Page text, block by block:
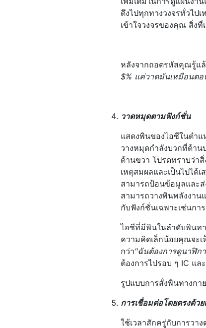
ดึงไปทุกทางวงจรทั่วไป
เข้าใจวงจรของคุณ สิ่งที่
หลังจากถอดรหัสคุณรู้แ
$% แค่วาดมันเหมือนตอ
วาดหมุดตามฟังก์ชั่น
แสดงพินของไอซีในตำ
วางหมุดกำลังบวกที่ด้า
ด้านขวา โปรดทราบว่า
เหตุสมผลและเป็นไปได้
สามารถป้อนข้อมูลและ
สามารถวางพินพลังงาน
กับฟังก์ชั่นเฉพาะเช่นกา
ไอซีที่มีพินในลำดับพินท
ความคิดเล็กน้อยคุณจะ
กว่า"ฉันต้องการดูนาฬิกา
ต้องการไปรอบ ๆ IC แ
รูปแบบการสั่งพินทางกา
การเชื่อมต่อโดยตรงด้วย
ใช้เวลาสักครู่กับการวา